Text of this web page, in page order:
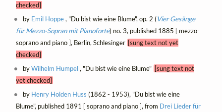
checked]
by Emil Hoppe, "Du bist wie eine Blume", op. 2 (Vier Gesänge
für Mezzo-Sopran mit Pianoforte) no. 3, published 1885 [ mezzo-
soprano and piano ], Berlin, Schlesinger [sung text not yet
checked]
byWilhelm Humpel, "Du bist wie eine Blume" [sung text not
yet checked]
by Henry Holden Huss (1862 - 1953), "Du bist wie eine
Blume", published 1891 [ soprano and piano ], from Drei Lieder für